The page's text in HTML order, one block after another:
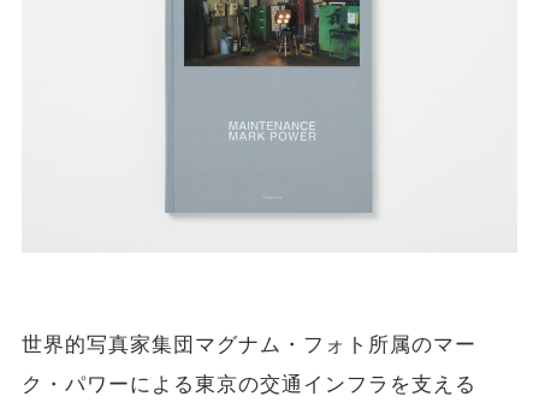
世界的写真家集団マグナム・フォト所属のマー
ク・パワーによる東京の交通インフラを支える